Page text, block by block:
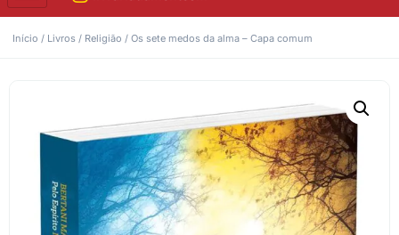
Início / Livros / Religião / Os sete medos da alma – Capa comum